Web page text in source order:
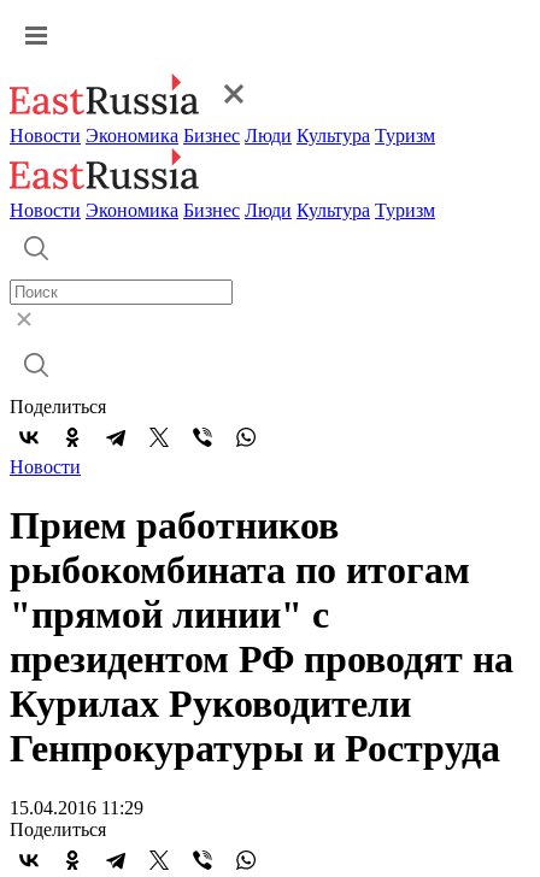
Новости Экономика Бизнес Люди Культура Туризм
Новости Экономика Бизнес Люди Культура Туризм
Поделиться
Новости
Прием работников
рыбокомбината по итогам
"прямой линии" с
президентом РФ проводят на
Курилах Руководители
Генпрокуратуры и Роструда
15.04.2016 11:29
Поделиться